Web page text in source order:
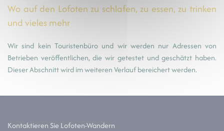
Wo auf den Lofoten zu schlafen, zu essen, zu trinken
und vieles mehr
Wir sind kein Touristenbüro und wir werden nur Adressen von
Betrieben veröffentlichen, die wir getestet und geschätzt haben.
Dieser Abschnitt wird im weiteren Verlauf bereichert werden.
Kontaktieren Sie Lofoten-Wandern